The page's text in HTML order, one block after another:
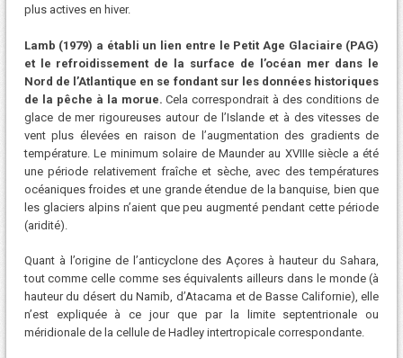
plus actives en hiver.
Lamb (1979) a établi un lien entre le Petit Age Glaciaire (PAG)
et le refroidissement de la surface de l’océan mer dans le
Nord de l’Atlantique en se fondant sur les données historiques
de la pêche à la morue.Cela correspondrait à des conditions de
glace de mer rigoureuses autour de l’Islande et à des vitesses de
vent plus élevées en raison de l’augmentation des gradients de
température. Le minimum solaire de Maunder au XVIIIe siècle a été
une période relativement fraîche et sèche, avec des températures
océaniques froides et une grande étendue de la banquise, bien que
les glaciers alpins n’aient que peu augmenté pendant cette période
(aridité).
Quant à l’origine de l’anticyclone des Açores à hauteur du Sahara,
tout comme celle comme ses équivalents ailleurs dans le monde (à
hauteur du désert du Namib, d’Atacama et de Basse Californie), elle
n’est expliquée à ce jour que par la limite septentrionale ou
méridionale de la cellule de Hadley intertropicale correspondante.